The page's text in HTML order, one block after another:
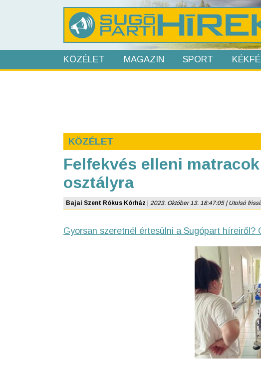
KÖZÉLET MAGAZIN SPORT
KÖZÉLET
Felfekvés elleni
osztályra
Bajai Szent Rókus Kórház 2023. Október 13. 18:47:05 | Utolsó
Gyorsan szeretnél értesülni a Sugópart